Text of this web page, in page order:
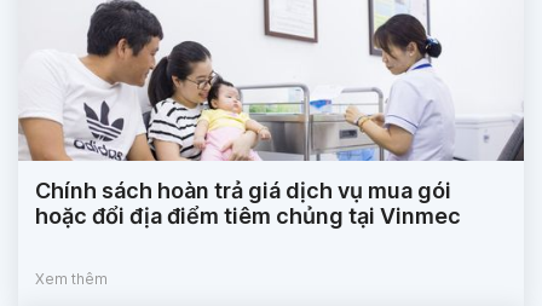
Chính sách hoàn trả giá dịch vụ mua gói
hoặc đổi địa điểm tiêm chủng tại Vinmec
Xem thêm